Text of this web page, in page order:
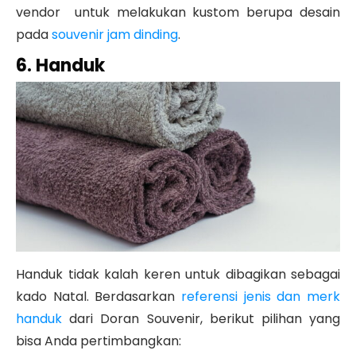
vendor untuk melakukan kustom berupa desain
padasouvenir jam dinding.
6. Handuk
Handuk tidak kalah keren untuk dibagikan sebagai
kado Natal. Berdasarkan referensi jenis dan merk
handuk dari Doran Souvenir, berikut pilihan yang
bisa Anda pertimbangkan: